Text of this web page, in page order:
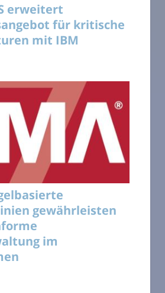
erweitert
für kritische
mit IBM
gewährleisten
im